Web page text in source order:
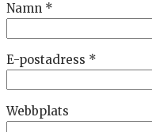
Namn *
E-postadress *
Webbplats